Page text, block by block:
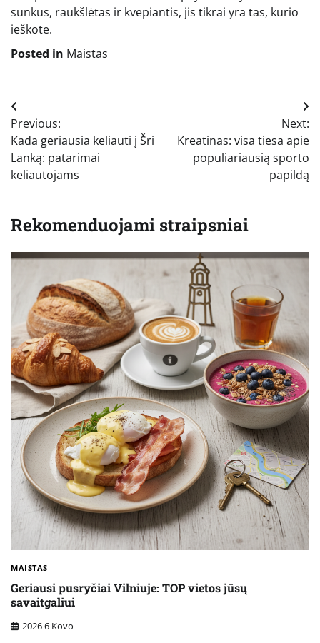
sunkus, raukšlėtas ir kvepiantis, jis tikrai yra tas, kurio
ieškote.
Posted in Maistas
Navigacija
tarp
įrašų
Previous:
Kada geriausia keliauti į Šri
Lanką: patarimai
keliautojams
Next:
Kreatinas: visa tiesa apie
populiariausią sporto
papildą
Rekomenduojami straipsniai
MAISTAS
Geriausi pusryčiai Vilniuje: TOP vietos jūsų
savaitgaliui
2026 6 Kovo